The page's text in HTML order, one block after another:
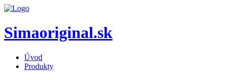
Simaoriginal.sk
Úvod
Produkty